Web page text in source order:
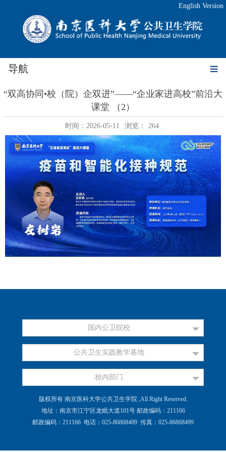
English Version
导航
“双高协同•校（院）企双进”——“企业家进高校”前沿大
课堂 （2）
时间：2026-05-11 浏览： 264
国内公卫院校
公共卫生实践教学基地
校内部门
版权所有 南京医科大学公共卫生学院 ,All Right Reserved.
地址：南京市江宁区龙眠大道101号 邮政编码：211166
邮政编码：211166 电话：025-86868409 传真：025-86868499